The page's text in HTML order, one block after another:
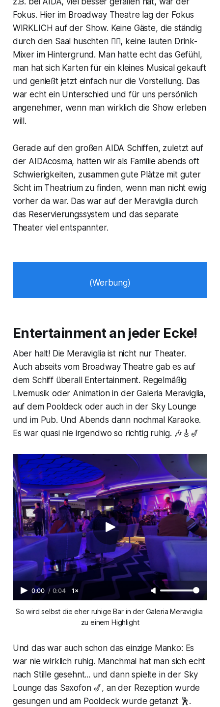
Fokus. Hier im Broadway Theatre lag der Fokus
WIRKLICH auf der Show. Keine Gäste, die ständig
durch den Saal huschten 🏃‍♂️, keine lauten Drink-
Mixer im Hintergrund. Man hatte echt das Gefühl,
man hat sich Karten für ein kleines Musical gekauft
und genießt jetzt einfach nur die Vorstellung. Das
war echt ein Unterschied und für uns persönlich
angenehmer, wenn man wirklich die Show erleben
will.
Gerade auf den großen AIDA Schiffen, zuletzt auf
der AIDAcosma, hatten wir als Familie abends oft
Schwierigkeiten, zusammen gute Plätze mit guter
Sicht im Theatrium zu finden, wenn man nicht ewig
vorher da war. Das war auf der Meraviglia durch
das Reservierungssystem und das separate
Theater viel entspannter.
(Werbung)
Entertainment an jeder Ecke!
Aber halt! Die Meraviglia ist nicht nur Theater.
Auch abseits vom Broadway Theatre gab es auf
dem Schiff überall Entertainment. Regelmäßig
Livemusik oder Animation in der Galeria Meraviglia,
auf dem Pooldeck oder auch in der Sky Lounge
und im Pub. Und Abends dann nochmal Karaoke.
Es war quasi nie irgendwo so richtig ruhig. 🎶🎸🎷
0:00 / 0:04 1×
So wird selbst die eher ruhige Bar in der Galeria Meraviglia
zu einem Highlight
Und das war auch schon das einzige Manko: Es
war nie wirklich ruhig. Manchmal hat man sich echt
nach Stille gesehnt... und dann spielte in der Sky
Lounge das Saxofon 🎷, an der Rezeption wurde
gesungen und am Pooldeck wurde getanzt 🕺.